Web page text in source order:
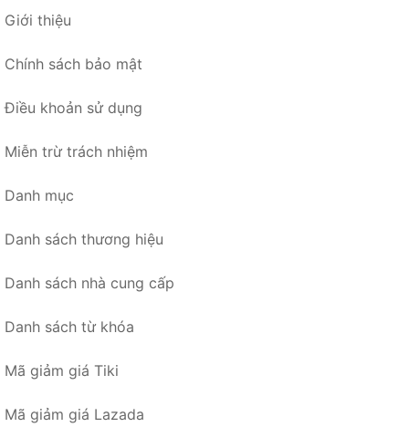
Giới thiệu
Chính sách bảo mật
Điều khoản sử dụng
Miễn trừ trách nhiệm
Danh mục
Danh sách thương hiệu
Danh sách nhà cung cấp
Danh sách từ khóa
Mã giảm giá Tiki
Mã giảm giá Lazada